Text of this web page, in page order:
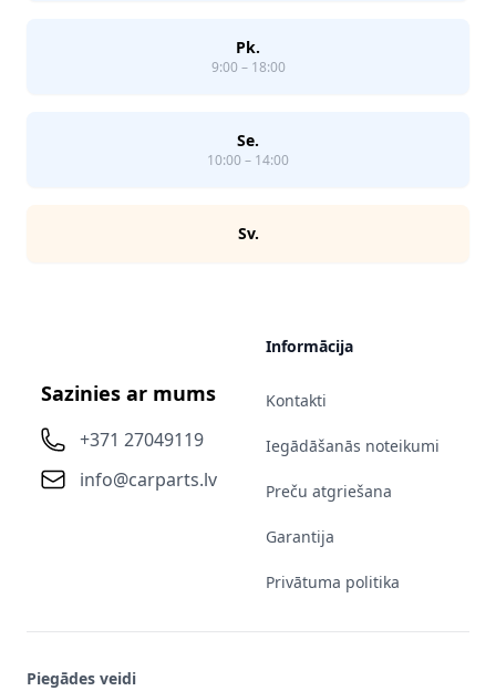
Pk.
9:00 – 18:00
Se.
10:00 – 14:00
Sv.
Sazinies ar mums
+371 27049119
info@carparts.lv
Informācija
Kontakti
Iegādāšanās noteikumi
Preču atgriešana
Garantija
Privātuma politika
Piegādes veidi